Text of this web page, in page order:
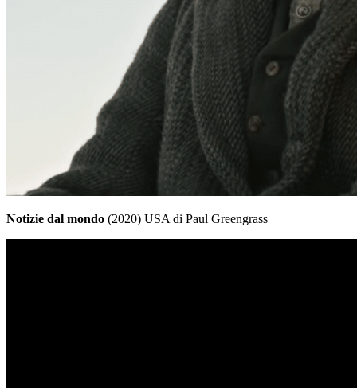
Notizie dal mondo (2020) USA di Paul Greengrass